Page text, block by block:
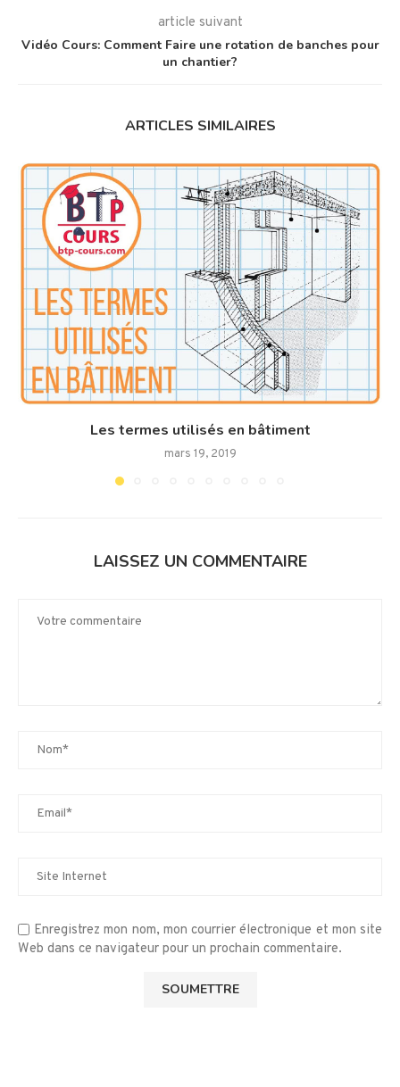
article suivant
Vidéo Cours: Comment Faire une rotation de banches pour
un chantier?
ARTICLES SIMILAIRES
Les termes utilisés en bâtiment
mars 19, 2019
LAISSEZ UN COMMENTAIRE
Enregistrez mon nom, mon courrier électronique et mon site
Web dans ce navigateur pour un prochain commentaire.